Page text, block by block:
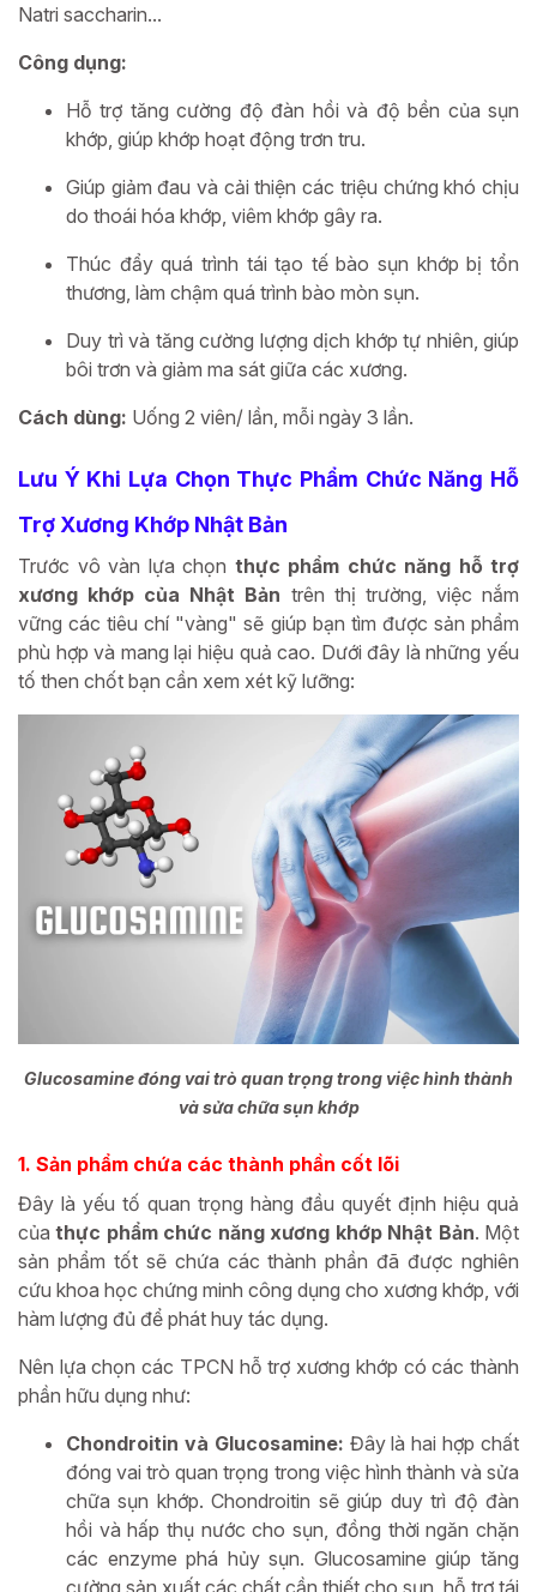
Natri saccharin...
Công dụng:
Hỗ trợ tăng cường độ đàn hồi và độ bền của sụn
khớp, giúp khớp hoạt động trơn tru.
Giúp giảm đau và cải thiện các triệu chứng khó chịu
do thoái hóa khớp, viêm khớp gây ra.
Thúc đẩy quá trình tái tạo tế bào sụn khớp bị tổn
thương, làm chậm quá trình bào mòn sụn.
Duy trì và tăng cường lượng dịch khớp tự nhiên, giúp
bôi trơn và giảm ma sát giữa các xương.
Cách dùng: Uống 2 viên/ lần, mỗi ngày 3 lần.
Lưu Ý Khi Lựa Chọn Thực Phẩm Chức Năng Hỗ
Trợ Xương Khớp Nhật Bản
Trước vô vàn lựa chọn thực phẩm chức năng hỗ trợ
xương khớp của Nhật Bản trên thị trường, việc nắm
vững các tiêu chí "vàng" sẽ giúp bạn tìm được sản phẩm
phù hợp và mang lại hiệu quả cao. Dưới đây là những yếu
tố then chốt bạn cần xem xét kỹ lưỡng:
Glucosamine đóng vai trò quan trọng trong việc hình thành
và sửa chữa sụn khớp
1. Sản phẩm chứa các thành phần cốt lõi
Đây là yếu tố quan trọng hàng đầu quyết định hiệu quả
củathực phẩm chức năng xương khớp Nhật Bản. Một
sản phẩm tốt sẽ chứa các thành phần đã được nghiên
cứu khoa học chứng minh công dụng cho xương khớp, với
hàm lượng đủ để phát huy tác dụng.
Nên lựa chọn các TPCN hỗ trợ xương khớp có các thành
phần hữu dụng như:
Chondroitin và Glucosamine: Đây là hai hợp chất
đóng vai trò quan trọng trong việc hình thành và sửa
chữa sụn khớp. Chondroitin sẽ giúp duy trì độ đàn
hồi và hấp thụ nước cho sụn, đồng thời ngăn chặn
các enzyme phá hủy sụn. Glucosamine giúp tăng